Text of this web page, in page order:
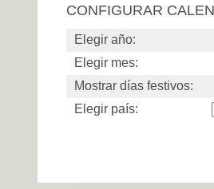
CONFIGURAR
Elegir año:
Elegir mes:
Mostrar días festivos:
Elegir país: